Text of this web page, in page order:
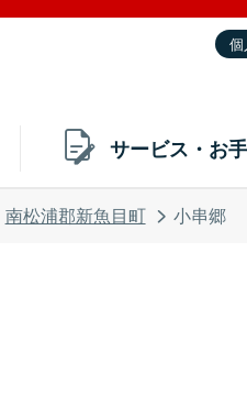
個
サービス・お
南松浦郡新魚目町 小串郷